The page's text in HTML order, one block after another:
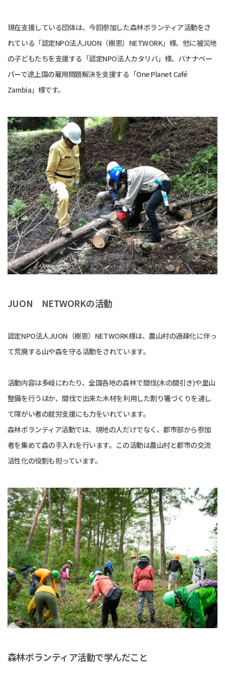
現在支援している団体は、今回参加した森林ボランティア活動をさ
れている「認定NPO法人JUON（樹恩）NETWORK」様、他に被災地
の子どもたちを支援する「認定NPO法人カタリバ」様、バナナペー
パーで途上国の雇用問題解決を支援する「One Planet Café
Zambia」様です。
JUON NETWORKの活動
認定NPO法人JUON（樹恩）NETWORK様は、農山村の過疎化に伴っ
て荒廃する山や森を守る活動をされています。
活動内容は多岐にわたり、全国各地の森林で間伐(木の間引き)や里山
整備を行うほか、間伐で出来た木材を利用した割り箸づくりを通し
て障がい者の就労支援にも力をいれています。
森林ボランティア活動では、現地の人だけでなく、都市部から参加
者を集めて森の手入れを行います。この活動は農山村と都市の交流
活性化の役割も担っています。
森林ボランティア活動で学んだこと